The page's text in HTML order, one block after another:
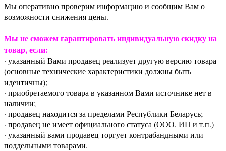
Мы оперативно проверим информацию и сообщим Вам о
возможности снижения цены.
Мы не сможем гарантировать индивидуальную скидку на
товар, если:
· указанный Вами продавец реализует другую версию товара
(основные технические характеристики должны быть
идентичны);
· приобретаемого товара в указанном Вами источнике нет в
наличии;
· продавец находится за пределами Республики Беларусь;
· продавец не имеет официального статуса (ООО, ИП и т.п.)
· указанный вами продавец торгует контрабандными или
поддельными товарами.